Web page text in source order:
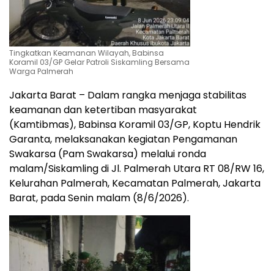
Tingkatkan Keamanan Wilayah, Babinsa
Koramil 03/GP Gelar Patroli Siskamling Bersama
Warga Palmerah
Jakarta Barat – Dalam rangka menjaga stabilitas
keamanan dan ketertiban masyarakat
(Kamtibmas), Babinsa Koramil 03/GP, Koptu Hendrik
Garanta, melaksanakan kegiatan Pengamanan
Swakarsa (Pam Swakarsa) melalui ronda
malam/Siskamling di Jl. Palmerah Utara RT 08/RW 16,
Kelurahan Palmerah, Kecamatan Palmerah, Jakarta
Barat, pada Senin malam (8/6/2026).